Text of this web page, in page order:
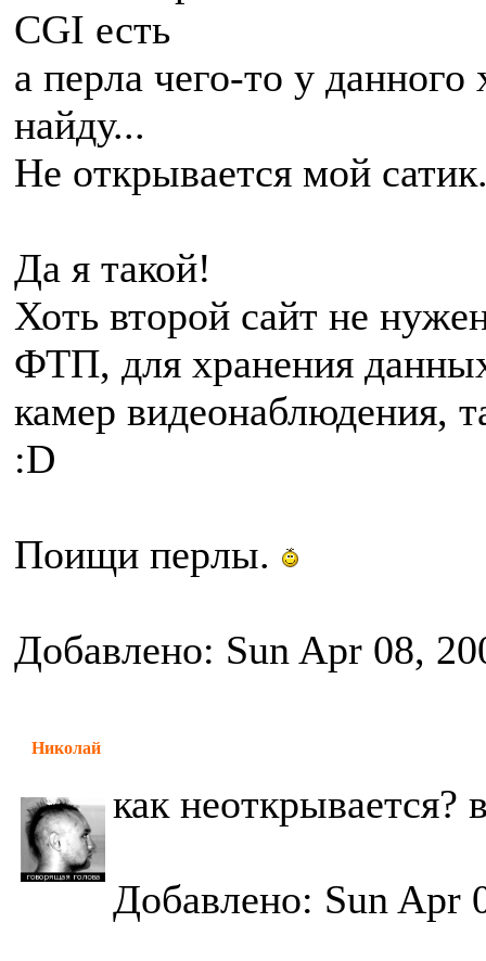
CGI есть
а перла чего-то у данного
найду...
Не открывается мой
Да я такой!
Хоть второй сайт не
ФТП, для хранения
камер видеонаблюдения,
:D
Поищи перлы.
Добавлено: Sun Apr 08,
Николай
как неоткрывается?
Добавлено: Sun Apr